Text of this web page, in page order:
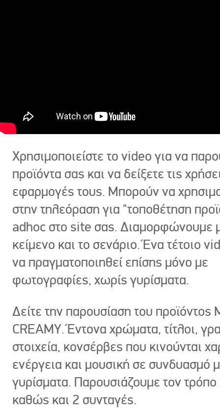
Χρησιμοποιείστε το video για να
προϊόντα σας και να δείξετε τις
εφαρμογές τους. Μπορούν να
στην τηλεόραση για "τοποθέτηση
adhoc στο site σας. Διαμορφώνουμε
κείμενο και το σενάριο. Ένα τέτοιο
να πραγματοποιηθεί επίσης μόνο με
φωτογραφίες, χωρίς γυρίσματα.
Δείτε την παρουσίαση του προϊόντος
CREAMY. Έντονα χρώματα, τίτλοι,
στοιχεία, κονσέρβες που κινούνται
ενέργεια και μουσική σε συνδυασμό
γυρίσματα. Παρουσιάζουμε τον
καθώς και 2 συνταγές.